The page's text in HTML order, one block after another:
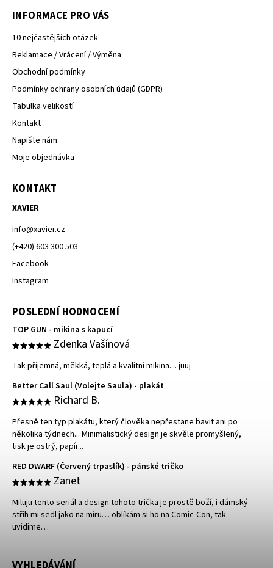
INFORMACE PRO VÁS
10 nejčastějších otázek
Reklamace / Vrácení / Výměna
Obchodní podmínky
Podmínky ochrany osobních údajů (GDPR)
Tabulka velikostí
Kontakt
Napište nám
Moje objednávka
KONTAKT
XAVIER
info@xavier.cz
(+420) 603 300 503
Facebook
Instagram
POSLEDNÍ HODNOCENÍ
TOP GUN - mikina s kapucí
Zdenka Vašínová
Tak příjemná, měkká, teplá a kvalitní mikina.... juuj
Better Call Saul (Volejte Saula) - plakát
Richard B.
Přesně ten typ plakátu, který člověka nepřestane bavit ani po
několika týdnech... Minimalistický design je skvěle promyšlený,
tisk je ostrý, papír...
RED DWARF (Červený trpaslík) - pánské tričko
Zanet
Miluju tento seriál a design tohoto trička je prostě boží, i dámský
střih mi sedl jako na míru… oblíkám si ho na Comic-Con, tak
uvidime…